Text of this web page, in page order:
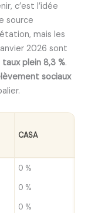
c’est l’idée
source
mais les
2026 sont
taux plein 8,3 %.
sociaux
CASA
0 %
0 %
0 %